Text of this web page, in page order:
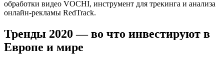
обработки видео VOCHI, инструмент для трекинга и анализа
онлайн-рекламы RedTrack.
Тренды 2020 — во что инвестируют в
Европе и мире